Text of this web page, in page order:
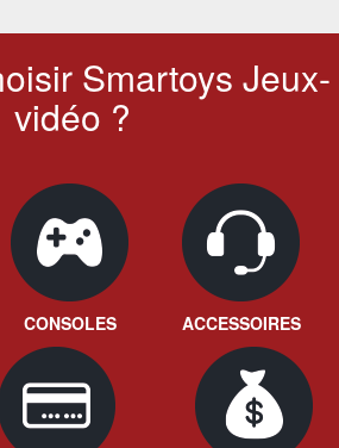
Smartoys Jeux-
vidéo ?
CONSOLES ACCESSOIRES